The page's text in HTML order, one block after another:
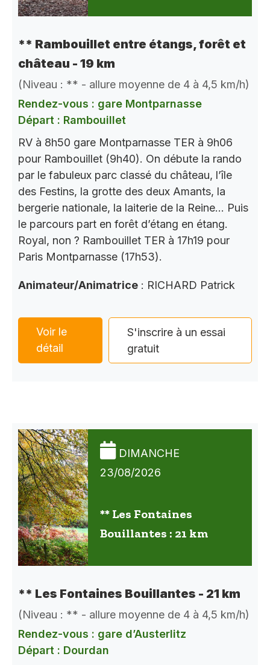
** Rambouillet entre étangs, forêt et
château - 19 km
(Niveau : ** - allure moyenne de 4 à 4,5 km/h)
Rendez-vous : gare Montparnasse
Départ : Rambouillet
RV à 8h50 gare Montparnasse TER à 9h06
pour Rambouillet (9h40). On débute la rando
par le fabuleux parc classé du château, l’île
des Festins, la grotte des deux Amants, la
bergerie nationale, la laiterie de la Reine… Puis
le parcours part en forêt d’étang en étang.
Royal, non ? Rambouillet TER à 17h19 pour
Paris Montparnasse (17h53).
Animateur/Animatrice : RICHARD Patrick
Voir le
détail
S'inscrire à un essai
gratuit
DIMANCHE
23/08/2026
** Les Fontaines
Bouillantes : 21 km
** Les Fontaines Bouillantes - 21 km
(Niveau : ** - allure moyenne de 4 à 4,5 km/h)
Rendez-vous : gare d’Austerlitz
Départ : Dourdan